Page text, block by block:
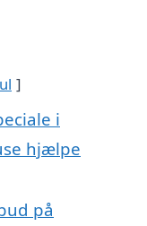
i
hjælpe
på